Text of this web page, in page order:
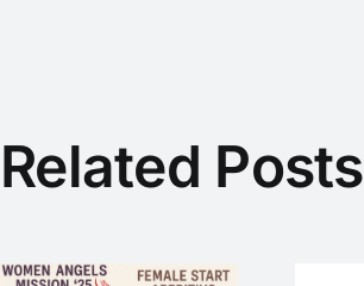
Related Posts
SmartLoC –